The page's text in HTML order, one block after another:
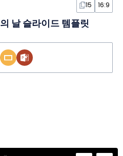
15 16:9
날 슬라이드 템플릿